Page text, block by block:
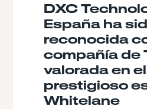
DXC
España ha
reconocida
compañía de
valorada en el
prestigioso
Whitelane